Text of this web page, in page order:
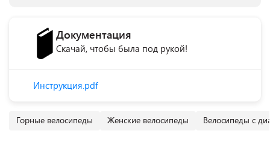
Документация
Скачай, чтобы была под рукой!
Инструкция.pdf
Горные велосипеды Женские велосипеды Велосипеды с